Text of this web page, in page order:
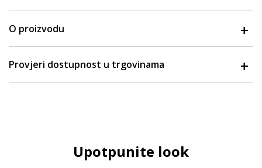
O proizvodu
Provjeri dostupnost u trgovinama
Upotpunite look